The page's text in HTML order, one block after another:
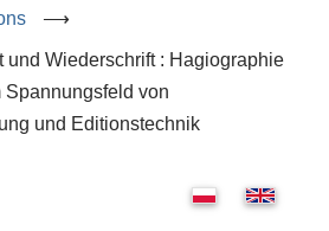
⟶
und Wiederschrift : Hagiographie
von
und Editionstechnik